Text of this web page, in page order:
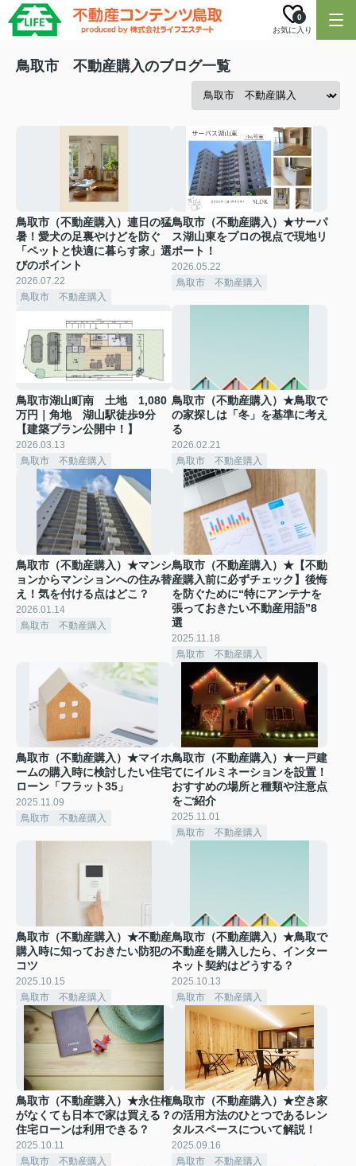
お気に入り
0
鳥取市 不動産購入のブログ一覧
鳥取市（不動産購入）連日の猛
暑！愛犬の足裏やけどを防ぐ
「ペットと快適に暮らす家」選
びのポイント
2026.07.22
鳥取市 不動産購入
鳥取市（不動産購入）★サーパ
ス湖山東をプロの視点で現地リ
ポート！
2026.05.22
鳥取市 不動産購入
鳥取市湖山町南 土地 1,080
万円｜角地 湖山駅徒歩9分
【建築プラン公開中！】
2026.03.13
鳥取市 不動産購入
鳥取市（不動産購入）★鳥取で
の家探しは「冬」を基準に考え
る
2026.02.21
鳥取市 不動産購入
鳥取市（不動産購入）★マンシ
ョンからマンションへの住み替
え！気を付ける点はどこ？
2026.01.14
鳥取市 不動産購入
鳥取市（不動産購入）★【不動
産購入前に必ずチェック】後悔
を防ぐために“特にアンテナを
張っておきたい不動産用語”8
選
2025.11.18
鳥取市 不動産購入
鳥取市（不動産購入）★マイホ
ームの購入時に検討したい住宅
ローン「フラット35」
2025.11.09
鳥取市 不動産購入
鳥取市（不動産購入）★一戸建
てにイルミネーションを設置！
おすすめの場所と種類や注意点
をご紹介
2025.11.01
鳥取市 不動産購入
鳥取市（不動産購入）★不動産
購入時に知っておきたい防犯の
コツ
2025.10.15
鳥取市 不動産購入
鳥取市（不動産購入）★鳥取で
不動産を購入したら、インター
ネット契約はどうする？
2025.10.13
鳥取市 不動産購入
鳥取市（不動産購入）★永住権
がなくても日本で家は買える？
住宅ローンは利用できる？
2025.10.11
鳥取市 不動産購入
鳥取市（不動産購入）★空き家
の活用方法のひとつであるレン
タルスペースについて解説！
2025.09.16
鳥取市 不動産購入